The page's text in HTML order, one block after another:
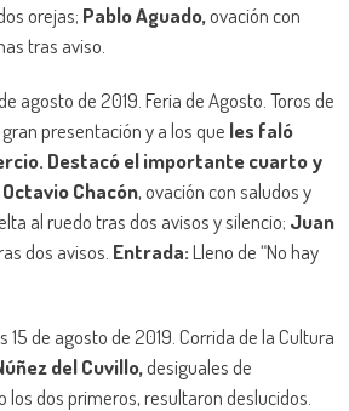
orejas; Pablo Aguado,ovación con
tras aviso.
agosto de 2019. Feria de Agosto. Toros de
presentación y a los que les faló
Destacó el importante cuarto y
Octavio Chacón, ovación con saludos y
al ruedo tras dos avisos y silencio; Juan
dos avisos. Entrada:Lleno de “No hay
15 de agosto de 2019. Corrida de la Cultura
del Cuvillo,desiguales de
los dos primeros, resultaron deslucidos.